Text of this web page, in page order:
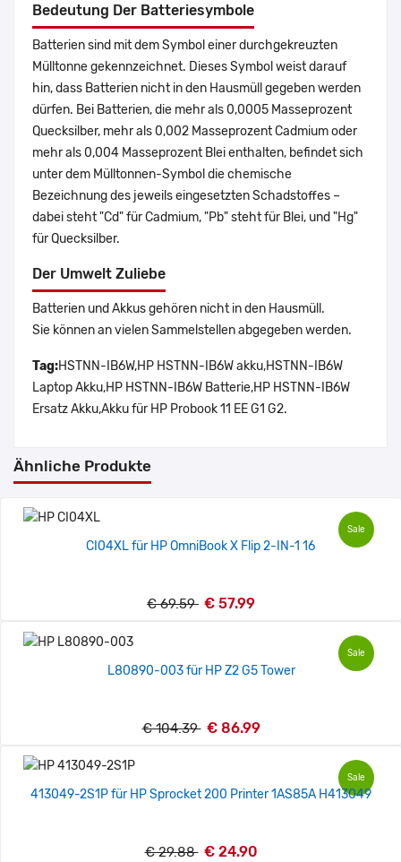
Bedeutung Der Batteriesymbole
Batterien sind mit dem Symbol einer durchgekreuzten
Mülltonne gekennzeichnet. Dieses Symbol weist darauf
hin, dass Batterien nicht in den Hausmüll gegeben werden
dürfen. Bei Batterien, die mehr als 0,0005 Masseprozent
Quecksilber, mehr als 0,002 Masseprozent Cadmium oder
mehr als 0,004 Masseprozent Blei enthalten, befindet sich
unter dem Mülltonnen-Symbol die chemische
Bezeichnung des jeweils eingesetzten Schadstoffes –
dabei steht "Cd" für Cadmium, "Pb" steht für Blei, und "Hg"
für Quecksilber.
Der Umwelt Zuliebe
Batterien und Akkus gehören nicht in den Hausmüll.
Sie können an vielen Sammelstellen abgegeben werden.
Tag:HSTNN-IB6W,HP HSTNN-IB6W akku,HSTNN-IB6W
Laptop Akku,HP HSTNN-IB6W Batterie,HP HSTNN-IB6W
Ersatz Akku,Akku für HP Probook 11 EE G1 G2.
Ähnliche Produkte
Sale
CI04XL für HP OmniBook X Flip 2-IN-1 16
€ 69.59 € 57.99
Sale
L80890-003 für HP Z2 G5 Tower
€ 104.39 € 86.99
Sale
413049-2S1P für HP Sprocket 200 Printer 1AS85A H413049
€ 29.88 € 24.90